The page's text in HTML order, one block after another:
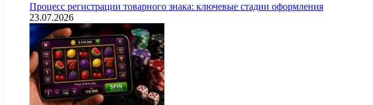
Процесс регистрации товарного знака: ключевые стадии оформления
23.07.2026